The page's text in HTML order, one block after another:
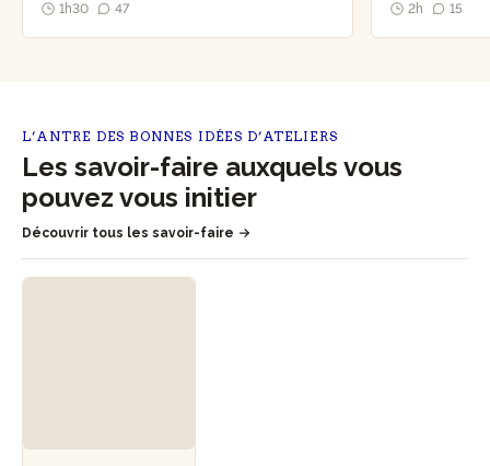
1h30
47
2h
15
L’ANTRE DES BONNES IDÉES D’ATELIERS
Les savoir-faire auxquels vous
pouvez vous initier
Découvrir tous les savoir-faire